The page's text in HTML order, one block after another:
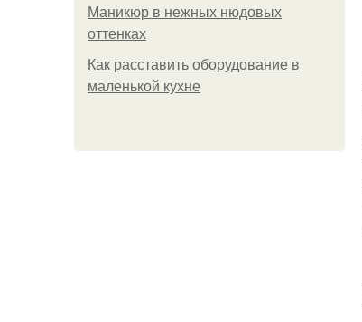
Маникюр в нежных нюдовых
оттенках
Как расставить оборудование в
маленькой кухне